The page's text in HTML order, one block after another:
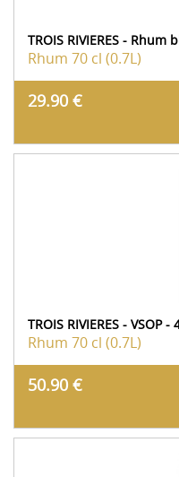
TROIS RIVIERES -
Rhum 70 cl (0.7L)
29.90 €
TROIS RIVIERES - VSOP -
Rhum 70 cl (0.7L)
50.90 €